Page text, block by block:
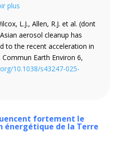
plus
L.J., Allen, R.J. et al. (dont
aerosol cleanup has
to the recent acceleration in
Earth Environ 6,
10.1038/s43247-025-
fortement le
énergétique de la Terre